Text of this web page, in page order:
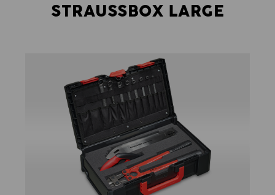
STRAUSSBOX LARGE